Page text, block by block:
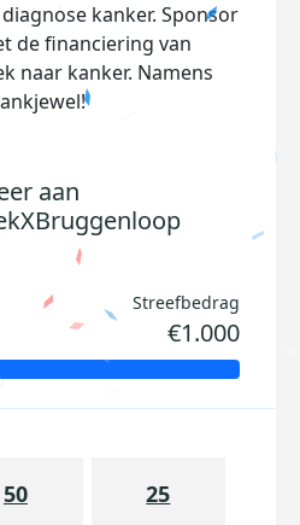
kanker. Sponsor
de financiering van
naar kanker. Namens
aan
Streefbedrag
€1.000
50 25